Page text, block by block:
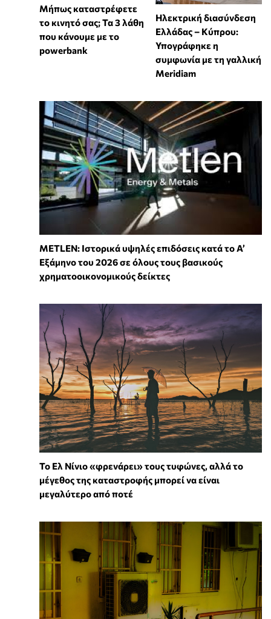
Μήπως καταστρέφετε
το κινητό σας; Τα 3 λάθη
που κάνουμε με το
powerbank
Ηλεκτρική διασύνδεση
Ελλάδας – Κύπρου:
Υπογράφηκε η
συμφωνία με τη γαλλική
Meridiam
METLEN: Ιστορικά υψηλές επιδόσεις κατά το Α’
Εξάμηνο του 2026 σε όλους τους βασικούς
χρηματοοικονομικούς δείκτες
Το Ελ Νίνιο «φρενάρει» τους τυφώνες, αλλά το
μέγεθος της καταστροφής μπορεί να είναι
μεγαλύτερο από ποτέ